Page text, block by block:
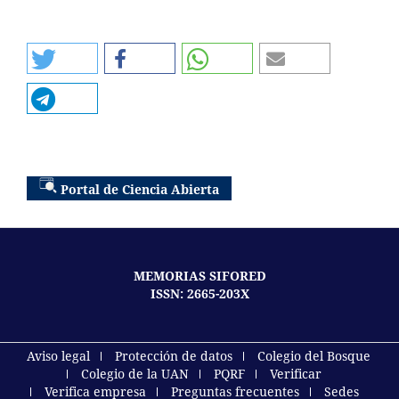
Portal de Ciencia Abierta
MEMORIAS SIFORED
ISSN: 2665-203X
Aviso legal Protección de datos
Colegio del Bosque
Colegio de la UAN
PQRF
Verificar
Verifica empresa
Preguntas frecuentes Sedes